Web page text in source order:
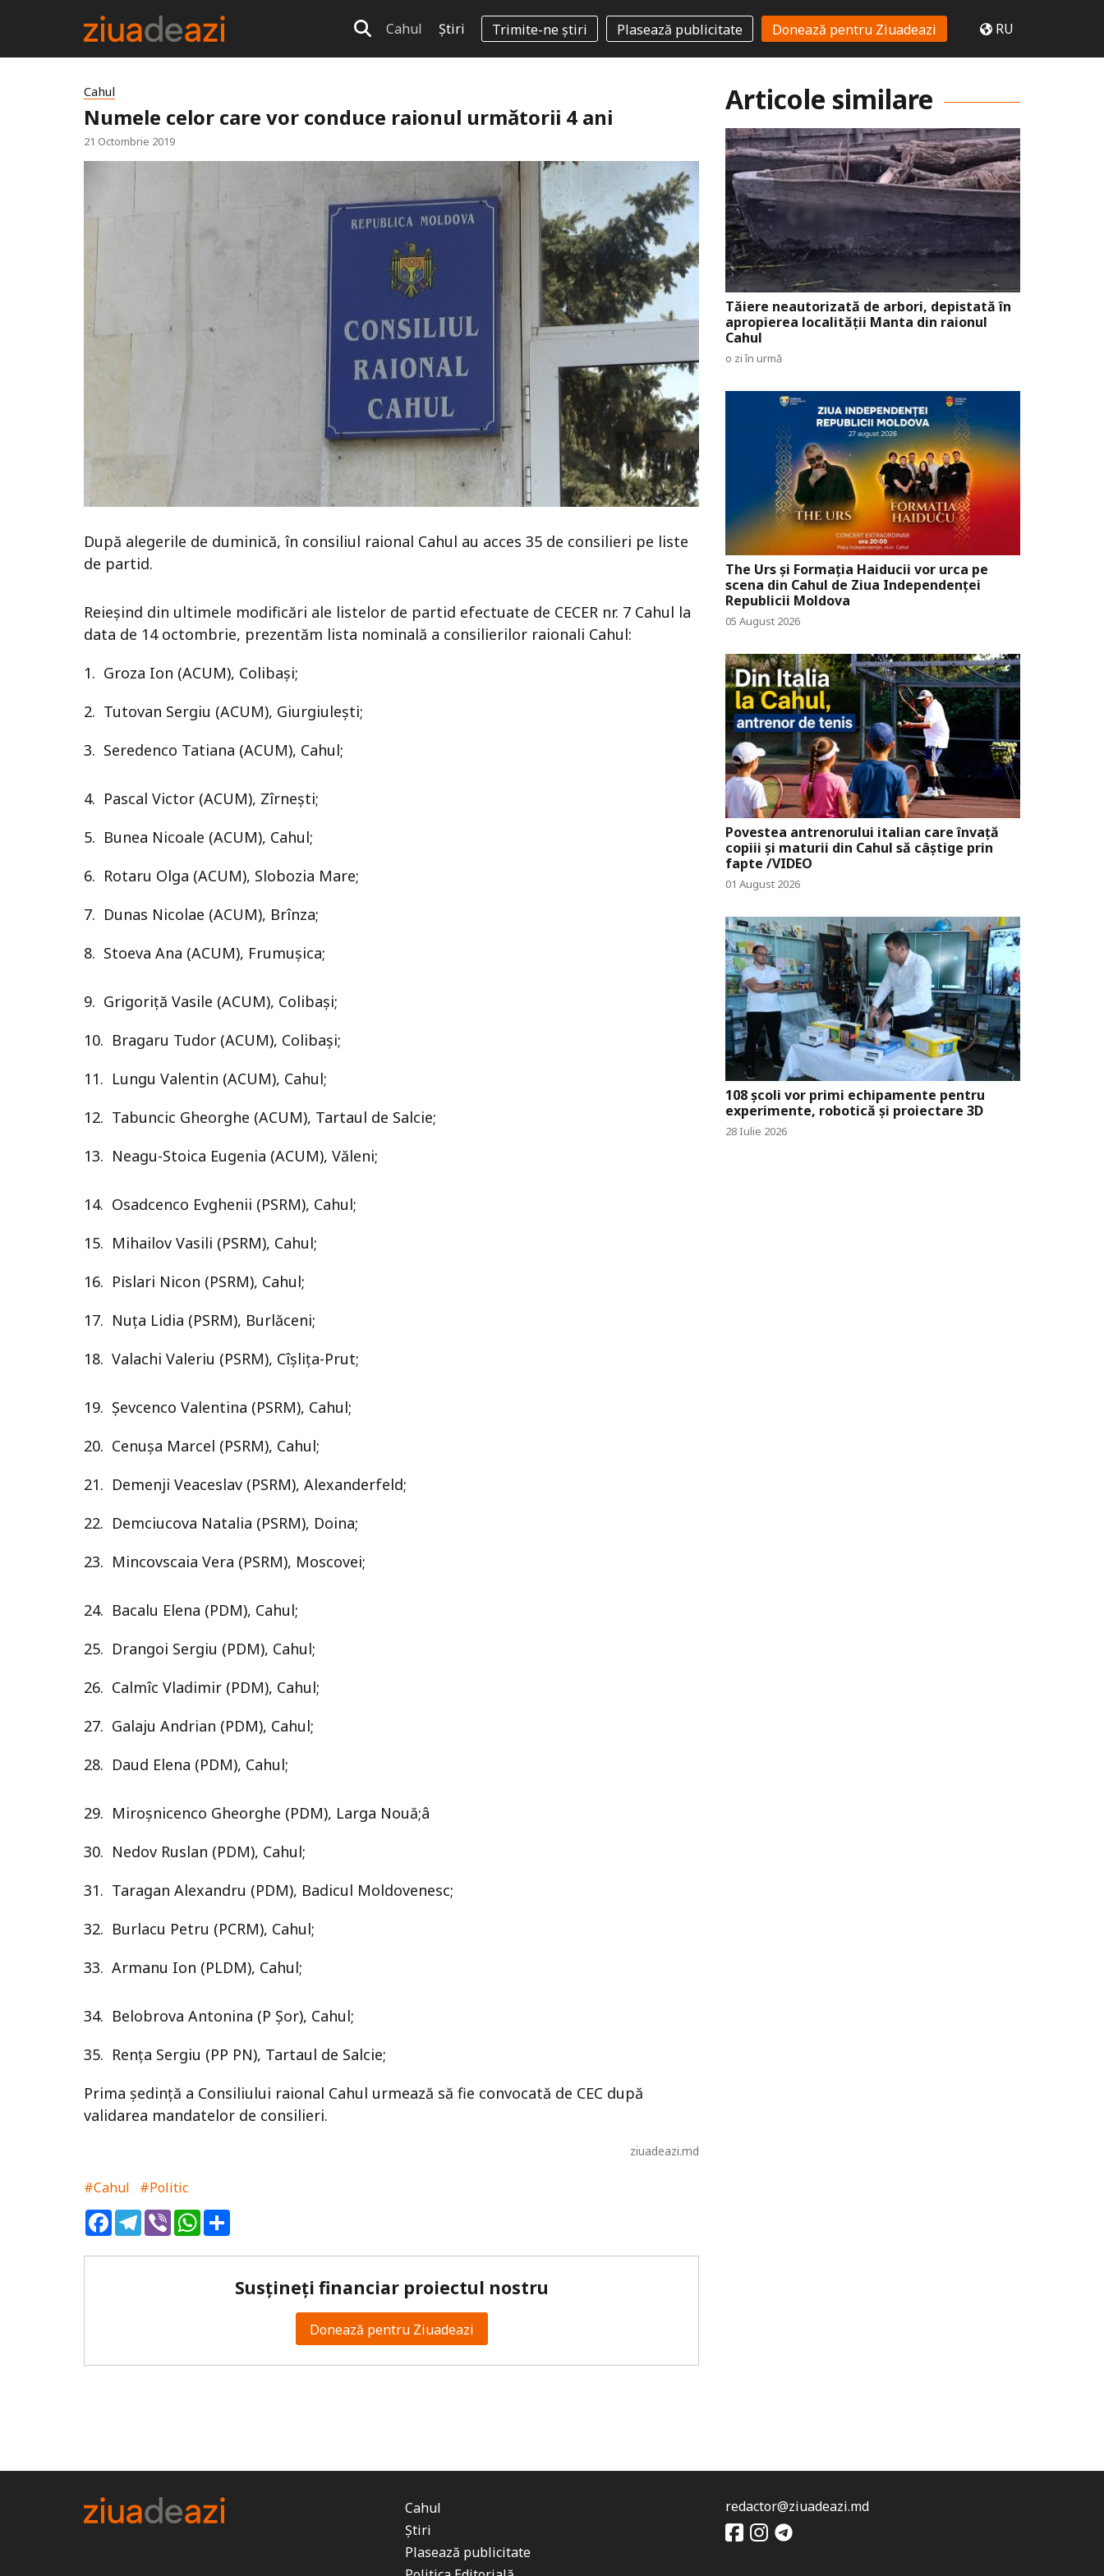
Cahul Știri Trimite-ne știri Plasează publicitate Donează pentru Ziuadeazi RU
Cahul
Numele celor care vor conduce raionul următorii 4 ani
21 Octombrie 2019
După alegerile de duminică, în consiliul raional Cahul au acces 35 de consilieri pe liste
de partid.
Reieșind din ultimele modificări ale listelor de partid efectuate de CECER nr. 7 Cahul la
data de 14 octombrie, prezentăm lista nominală a consilierilor raionali Cahul:
1. Groza Ion (ACUM), Colibași;
2. Tutovan Sergiu (ACUM), Giurgiulești;
3. Seredenco Tatiana (ACUM), Cahul;
4. Pascal Victor (ACUM), Zîrnești;
5. Bunea Nicoale (ACUM), Cahul;
6. Rotaru Olga (ACUM), Slobozia Mare;
7. Dunas Nicolae (ACUM), Brînza;
8. Stoeva Ana (ACUM), Frumușica;
9. Grigoriță Vasile (ACUM), Colibași;
10. Bragaru Tudor (ACUM), Colibași;
11. Lungu Valentin (ACUM), Cahul;
12. Tabuncic Gheorghe (ACUM), Tartaul de Salcie;
13. Neagu-Stoica Eugenia (ACUM), Văleni;
14. Osadcenco Evghenii (PSRM), Cahul;
15. Mihailov Vasili (PSRM), Cahul;
16. Pislari Nicon (PSRM), Cahul;
17. Nuța Lidia (PSRM), Burlăceni;
18. Valachi Valeriu (PSRM), Cîșlița-Prut;
19. Șevcenco Valentina (PSRM), Cahul;
20. Cenușa Marcel (PSRM), Cahul;
21. Demenji Veaceslav (PSRM), Alexanderfeld;
22. Demciucova Natalia (PSRM), Doina;
23. Mincovscaia Vera (PSRM), Moscovei;
24. Bacalu Elena (PDM), Cahul;
25. Drangoi Sergiu (PDM), Cahul;
26. Calmîc Vladimir (PDM), Cahul;
27. Galaju Andrian (PDM), Cahul;
28. Daud Elena (PDM), Cahul;
29. Miroșnicenco Gheorghe (PDM), Larga Nouă;â
30. Nedov Ruslan (PDM), Cahul;
31. Taragan Alexandru (PDM), Badicul Moldovenesc;
32. Burlacu Petru (PCRM), Cahul;
33. Armanu Ion (PLDM), Cahul;
34. Belobrova Antonina (P Șor), Cahul;
35. Rența Sergiu (PP PN), Tartaul de Salcie;
Prima ședință a Consiliului raional Cahul urmează să fie convocată de CEC după
validarea mandatelor de consilieri.
ziuadeazi.md
#Cahul
#Politic
FacebookTelegram
ViberWhatsApp
Susțineți financiar proiectul nostru
Donează pentru Ziuadeazi
Articole similare
Tăiere neautorizată de arbori, depistată în
apropierea localității Manta din raionul
Cahul
o zi în urmă
The Urs și Formația Haiducii vor urca pe
scena din Cahul de Ziua Independenței
Republicii Moldova
05 August 2026
Povestea antrenorului italian care învață
copiii și maturii din Cahul să câștige prin
fapte /VIDEO
01 August 2026
108 școli vor primi echipamente pentru
experimente, robotică și proiectare 3D
28 Iulie 2026
Cahul
Știri
Plasează publicitate
redactor@ziuadeazi.md